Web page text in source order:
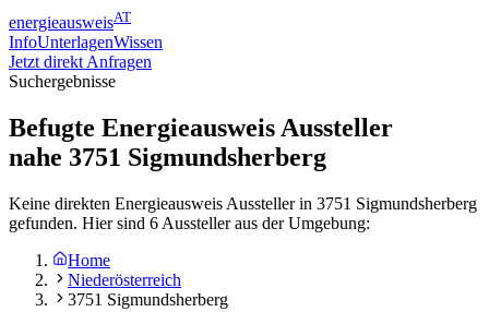
energieausweisAT
InfoUnterlagenWissen
Jetzt direkt Anfragen
Suchergebnisse
Befugte Energieausweis Aussteller
nahe 3751 Sigmundsherberg
Keine direkten Energieausweis Aussteller in 3751 Sigmundsherberg
gefunden. Hier sind 6 Aussteller aus der Umgebung:
Home
Niederösterreich
3751 Sigmundsherberg